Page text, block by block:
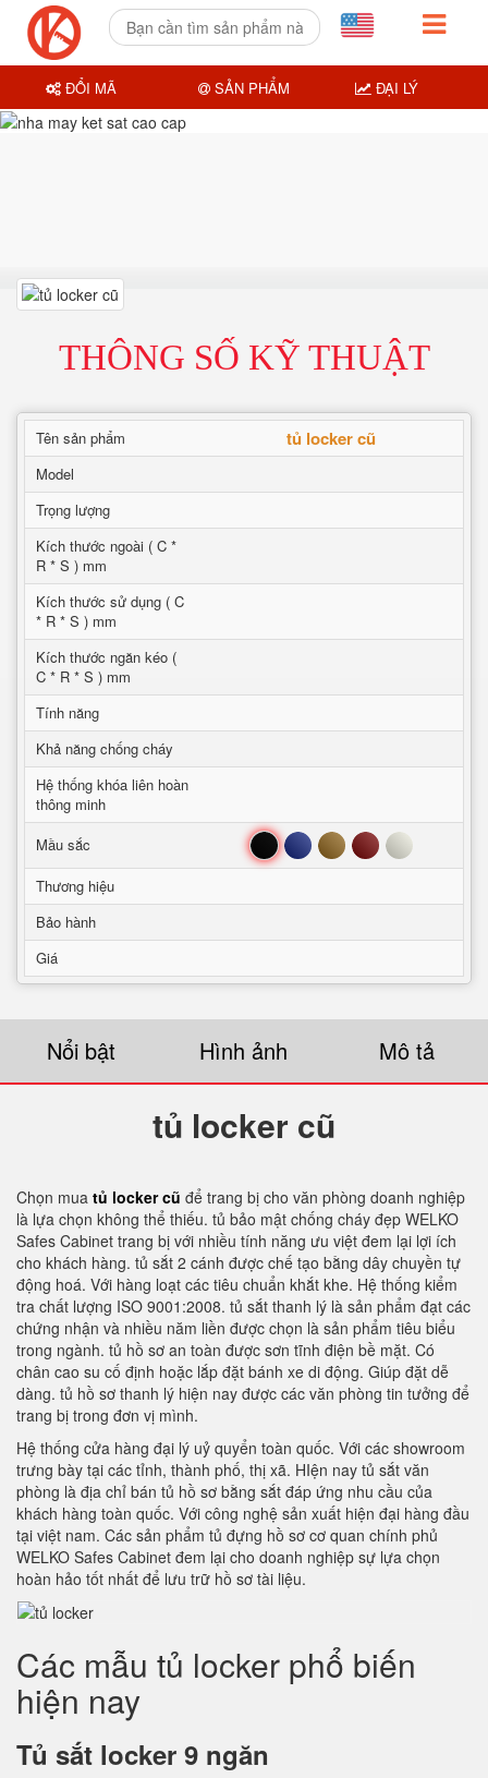
THÔNG SỐ KỸ THUẬT
Tên sản phẩm tủ locker cũ
Model
Trọng lượng
Kích thước ngoài ( C *
R * S ) mm
Kích thước sử dụng ( C
* R * S ) mm
Kích thước ngăn kéo (
C * R * S ) mm
Tính năng
Khả năng chống cháy
Hệ thống khóa liên hoàn
thông minh
Mầu sắc
Đen Xanh Nâu Đỏ Trắng
Thương hiệu
Bảo hành
Giá
Nổi bật Hình ảnh Mô tả
tủ locker cũ
Chọn mua tủ locker cũ để trang bị cho văn phòng doanh nghiệp
là lựa chọn không thể thiếu. tủ bảo mật chống cháy đẹp WELKO
Safes Cabinet trang bị với nhiều tính năng ưu việt đem lại lợi ích
cho khách hàng. tủ sắt 2 cánh được chế tạo bằng dây chuyền tự
động hoá. Với hàng loạt các tiêu chuẩn khắt khe. Hệ thống kiểm
tra chất lượng ISO 9001:2008. tủ sắt thanh lý là sản phẩm đạt các
chứng nhận và nhiều năm liền được chọn là sản phẩm tiêu biểu
trong ngành. tủ hồ sơ an toàn được sơn tĩnh điện bề mặt. Có
chân cao su cố định hoặc lắp đặt bánh xe di động. Giúp đặt dễ
dàng. tủ hồ sơ thanh lý hiện nay được các văn phòng tin tưởng để
trang bị trong đơn vị mình.
Hệ thống cửa hàng đại lý uỷ quyển toàn quốc. Với các showroom
trưng bày tại các tỉnh, thành phố, thị xã. HIện nay tủ sắt văn
phòng là địa chỉ bán tủ hồ sơ bằng sắt đáp ứng nhu cầu của
khách hàng toàn quốc. Với công nghệ sản xuất hiện đại hàng đầu
tại việt nam. Các sản phẩm tủ đựng hồ sơ cơ quan chính phủ
WELKO Safes Cabinet đem lại cho doanh nghiệp sự lựa chọn
hoàn hảo tốt nhất để lưu trữ hồ sơ tài liệu.
Các mẫu tủ locker phổ biến
hiện nay
Tủ sắt locker 9 ngăn
ĐỔI MÃ SẢN PHẨM ĐẠI LÝ